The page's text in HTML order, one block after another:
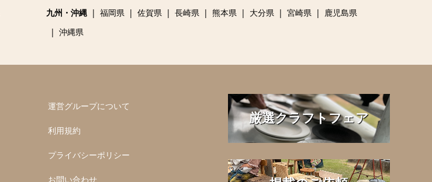
九州・沖縄
福岡県 佐賀県 長崎県 熊本県 大分県 宮崎県
鹿児島県
沖縄県
運営グループについて
利用規約
プライバシーポリシー
お問い合わせ
厳選クラフトフェア